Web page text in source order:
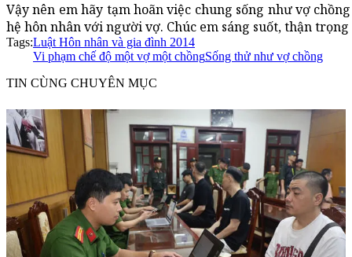
Vậy nên em hãy tạm hoãn việc chung sống như vợ
hệ hôn nhân với người vợ. Chúc em sáng suốt, thận
Tags:Luật Hôn nhân và gia đình 2014
Vi phạm chế độ một vợ một chồngSống thử như vợ chồng
TIN CÙNG CHUYÊN MỤC